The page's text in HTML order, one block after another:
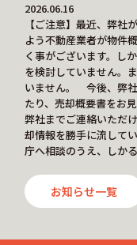
2026.06.16
【ご注意】最近、弊社
よう不動産業者が物件
く事がございます。し
を検討していません。
いません。 今後、弊
たり、売却概要書をお
弊社までご連絡いただ
却情報を勝手に流して
庁へ相談のうえ、しか
お知らせ一覧